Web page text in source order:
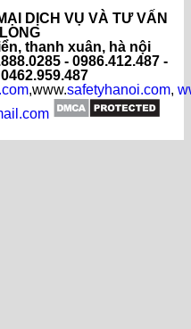
DỊCH VỤ VÀ TƯ VẤN
thanh xuân, hà nội
- 0986.412.487 -
,www.safetyhanoi.com,